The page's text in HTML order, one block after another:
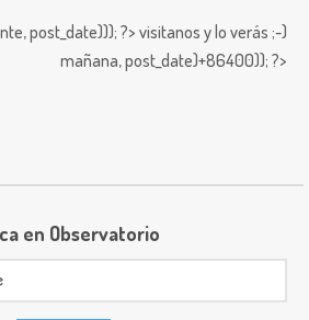
post_date))); ?> visitanos y lo verás ;-)
mañana,post_date)+86400)); ?>
en Observatorio